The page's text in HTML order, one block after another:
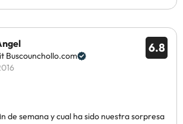
6.8
Buscounchollo.com
de semana y cual ha sido nuestra sorpresa